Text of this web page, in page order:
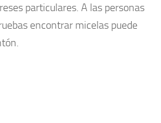
particulares. A las personas
encontrar micelas puede